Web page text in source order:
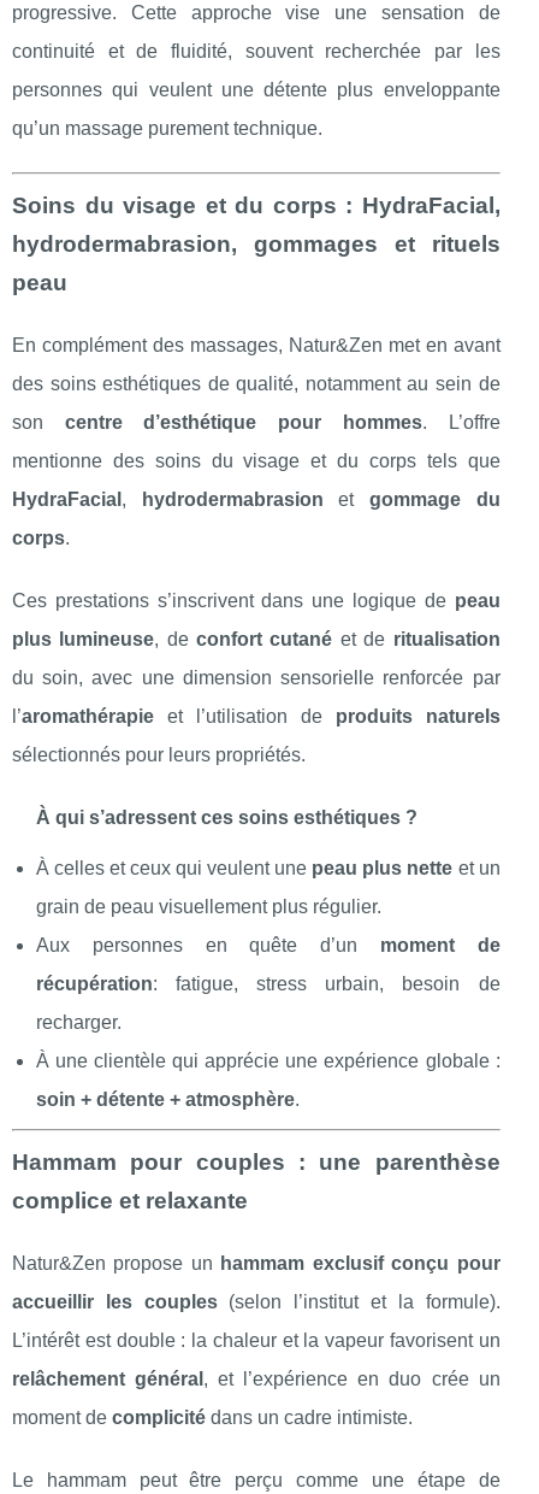
progressive. Cette approche vise une sensation de
continuité et de fluidité, souvent recherchée par les
personnes qui veulent une détente plus enveloppante
qu’un massage purement technique.
Soins du visage et du corps : HydraFacial,
hydrodermabrasion, gommages et rituels
peau
En complément des massages, Natur&Zen met en avant
des soins esthétiques de qualité, notamment au sein de
son centre d’esthétique pour hommes. L’offre
mentionne des soins du visage et du corps tels que
HydraFacial , hydrodermabrasion et gommage du
corps.
Ces prestations s’inscrivent dans une logique de peau
plus lumineuse, deconfort cutané et de ritualisation
du soin, avec une dimension sensorielle renforcée par
l’aromathérapie et l’utilisation de produits naturels
sélectionnés pour leurs propriétés.
À qui s’adressent ces soins esthétiques ?
À celles et ceux qui veulent une peau plus nette et un
grain de peau visuellement plus régulier.
Aux personnes en quête d’un moment de
récupération: fatigue, stress urbain, besoin de
recharger.
À une clientèle qui apprécie une expérience globale :
soin + détente + atmosphère.
Hammam pour couples : une parenthèse
complice et relaxante
Natur&Zen propose un hammam exclusif conçu pour
accueillir les couples(selon l’institut et la formule).
L’intérêt est double : la chaleur et la vapeur favorisent un
relâchement général , et l’expérience en duo crée un
moment de complicité dans un cadre intimiste.
Le hammam peut être perçu comme une étape de